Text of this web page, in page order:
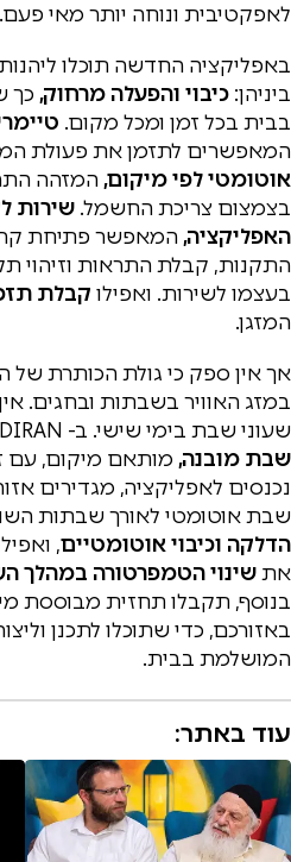
לאפקטיבית ונוחה יותר מאי פעם.
באפליקציה החדשה תוכלו
ביניהן: כיבוי והפעלה מרחוק, כך
בבית בכל זמן ומכל מקום.
המאפשרים לתזמן את פעולת
אוטומטי לפי מיקום, המזהה
בצמצום צריכת החשמל. שירות
האפליקציה, המאפשר פתיחת
התקנות, קבלת התראות וזיהוי
בעצמו לשירות. ואפילו קבלת
המזגן.
אך אין ספק כי גולת הכותרת של
במזג האוויר בשבתות ובחגים. אין
שעוני שבת בימי שישי. ב- MY TADIRANתוכלו ליהנות
שבת מובנה, מותאם מיקום, עם
נכנסים לאפליקציה, מגדירים
שבת אוטומטי לאורך שבתות
הדלקה וכיבוי אוטומטיים,
אתשינוי הטמפרטורה במהלך
בנוסף, תקבלו תחזית מבוססת
באזורכם, כדי שתוכלו לתכנן
המושלמת בבית.
עוד באתר: